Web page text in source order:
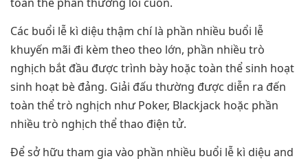
Các buổi lễ kì diệu thậm chí là phần nhiều buổi lễ
khuyến mãi đi kèm theo theo lớn, phần nhiều trò
nghịch bắt đầu được trình bày hoặc toàn thể sinh hoạt
sinh hoạt bè đảng. Giải đấu thường được diễn ra đến
toàn thể trò nghịch như Poker, Blackjack hoặc phần
nhiều trò nghịch thể thao điện tử.
Để sở hữu tham gia vào phần nhiều buổi lễ kì diệu and